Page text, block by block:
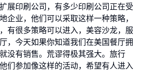
展印刷公司，有多少印刷公司正在受
企业，他们可以采取这样一种策略，
有很多策略可以进入，美容沙龙，服
，今天如果你知道我们在美国餐厅拥
没有销售。荒谬得极其强大。旅行
们参加像这样的活动，希望有人进入